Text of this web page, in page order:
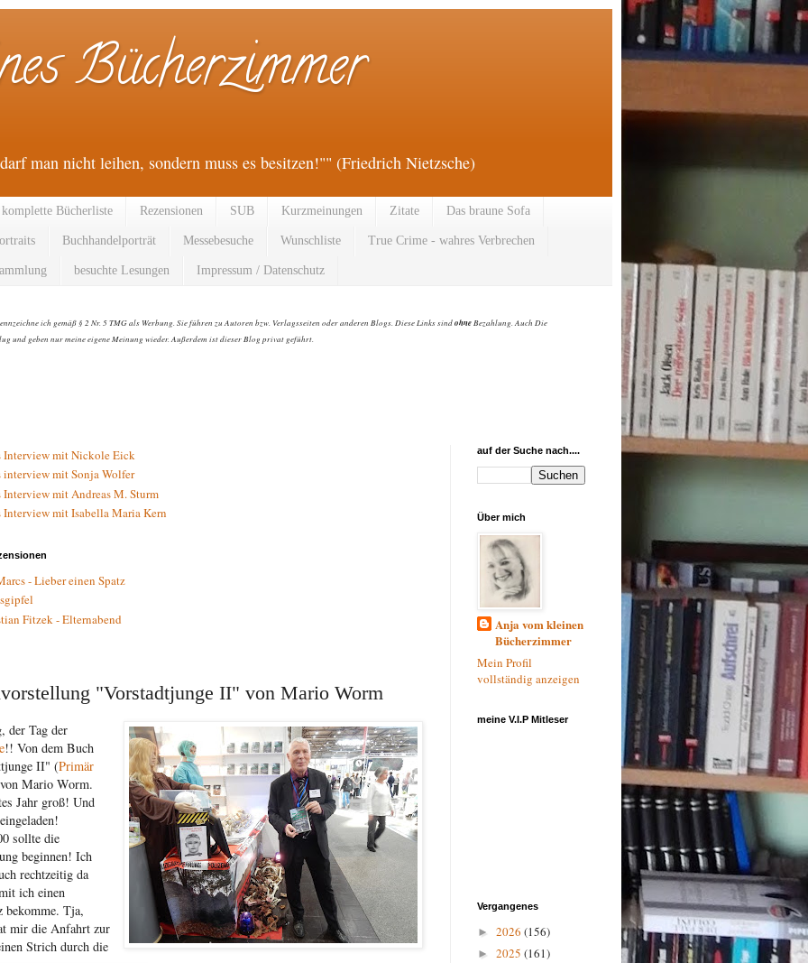
Bücherzimmer
man nicht leihen, sondern muss es besitzen!"" (Friedrich Nietzsche)
komplette Bücherliste Rezensionen SUB Kurzmeinungen Zitate Das braune Sofa
Buchhandelporträt Messebesuche Wunschliste True Crime - wahres Verbrechen
besuchte Lesungen Impressum / Datenschutz
ich gemäß § 2 Nr. 5 TMG als Werbung. Sie führen zu Autoren bzw. Verlagsseiten oder anderen Blogs. Diese Links sindohneBezahlung. Auch Die
und geben nur meine eigene Meinung wieder. Außerdem ist dieser Blog privat geführt.
Interview mit Nickole Eick
interview mit Sonja Wolfer
Interview mit Andreas M. Sturm
Interview mit Isabella Maria Kern
- Lieber einen Spatz
Fitzek - Elternabend
"Vorstadtjunge II" von Mario Worm
der Tag der
!! Von dem Buch
II" (Primär
Mario Worm.
Jahr groß! Und
sollte die
beginnen! Ich
rechtzeitig da
ich einen
bekomme. Tja,
mir die Anfahrt zur
Strich durch die
auf der Suche nach....
Über mich
Anja vom kleinen
Bücherzimmer
Mein Profil
vollständig anzeigen
meine V.I.P Mitleser
Vergangenes
► 2026 (156)
► 2025 (161)